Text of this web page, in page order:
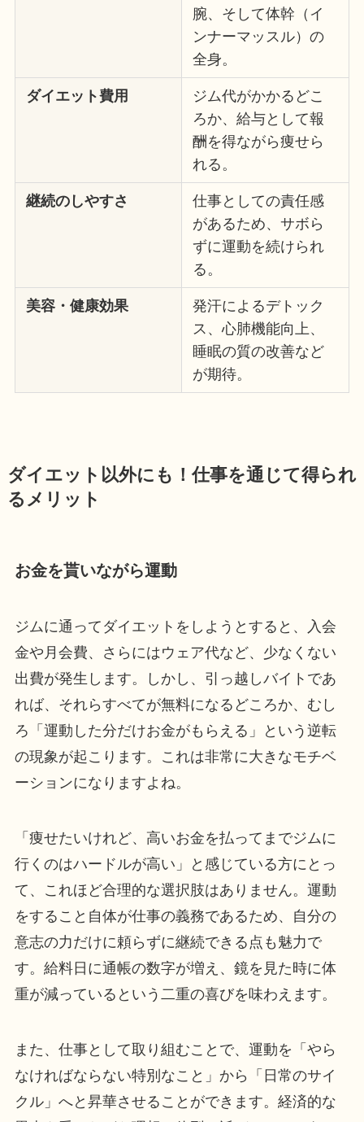
腕、そして体幹（イ
ンナーマッスル）の
全身。
ダイエット費用
ジム代がかかるどこ
ろか、給与として報
酬を得ながら痩せら
れる。
継続のしやすさ
仕事としての責任感
があるため、サボら
ずに運動を続けられ
る。
美容・健康効果
発汗によるデトック
ス、心肺機能向上、
睡眠の質の改善など
が期待。
ダイエット以外にも！仕事を通じて得られ
るメリット
お金を貰いながら運動
ジムに通ってダイエットをしようとすると、入会
金や月会費、さらにはウェア代など、少なくない
出費が発生します。しかし、引っ越しバイトであ
れば、それらすべてが無料になるどころか、むし
ろ「運動した分だけお金がもらえる」という逆転
の現象が起こります。これは非常に大きなモチベ
ーションになりますよね。
「痩せたいけれど、高いお金を払ってまでジムに
行くのはハードルが高い」と感じている方にとっ
て、これほど合理的な選択肢はありません。運動
をすること自体が仕事の義務であるため、自分の
意志の力だけに頼らずに継続できる点も魅力で
す。給料日に通帳の数字が増え、鏡を見た時に体
重が減っているという二重の喜びを味わえます。
また、仕事として取り組むことで、運動を「やら
なければならない特別なこと」から「日常のサイ
クル」へと昇華させることができます。経済的な